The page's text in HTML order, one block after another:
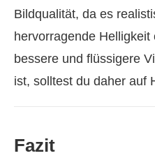
Bildqualität, da es
hervorragende
bessere und flüssigere
ist, solltest du daher auf
Fazit